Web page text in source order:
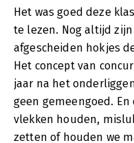
Het was goed deze
te lezen. Nog altijd
afgescheiden hokjes
Het concept van
jaar na het
geen gemeengoed.
vlekken houden,
zetten of houden we